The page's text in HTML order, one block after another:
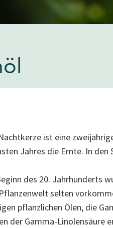
ist eine
Jahres die Ernte. In
des 20. Jahrhunderts
selten
pflanzlichen Ölen, die
der Gamma-Linolensäure